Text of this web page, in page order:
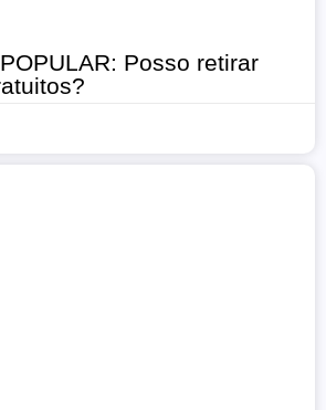
Posso retirar